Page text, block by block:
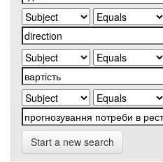
Start a new search